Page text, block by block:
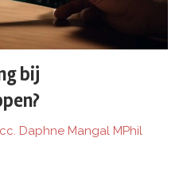
bij
Daphne Mangal MPhil